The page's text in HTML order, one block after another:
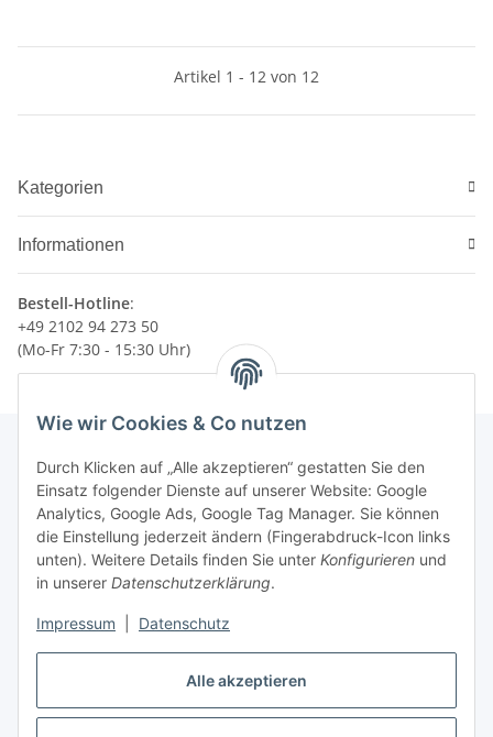
Alle akzeptieren
Wie wir Cookies & Co nutzen
Durch Klicken auf „Alle akzeptieren“ gestatten Sie den
Einsatz folgender Dienste auf unserer Website: Google
Analytics, Google Ads, Google Tag Manager. Sie können
die Einstellung jederzeit ändern (Fingerabdruck-Icon links
unten). Weitere Details finden Sie unter Konfigurieren und
in unserer Datenschutzerklärung.
Impressum Datenschutz
Artikel 1 - 12 von 12
Kategorien
Informationen
Bestell-Hotline:
+49 2102 94 273 50
(Mo-Fr 7:30 - 15:30 Uhr)
Newsletter Abonnieren
Bitte senden Sie mir entsprechend Ihrer
Datenschutzerklärungregelmäßig und jederzeit widerruflich
Informationen zu Ihrem Produktsortiment per E-Mail zu.